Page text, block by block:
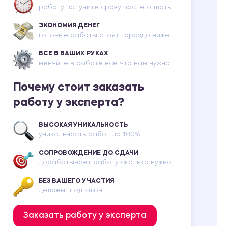
работу получите сразу после оплаты
ЭКОНОМИЯ ДЕНЕГ
готовые работы стоят гораздо ниже
ВСЕ В ВАШИХ РУКАХ
меняйте в работе всё что вам нужно
Почему стоит заказать
работу у эксперта?
ВЫСОКАЯ УНИКАЛЬНОСТЬ
уникальность работ до 100%
СОПРОВОЖДЕНИЕ ДО СДАЧИ
дорабатывает работу сколько нужно
БЕЗ ВАШЕГО УЧАСТИЯ
делаем "под ключ"
Заказать работу у эксперта